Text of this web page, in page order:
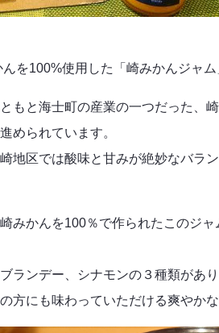
を100%使用した「崎みかんジャム
もと海士町の産業の一つだった、
められています。
地区では酸味と甘みが絶妙なバラ
みかんを100％で作られたこのジ
ランデー、シナモンの３種類があり
方にも味わっていただける爽やかな